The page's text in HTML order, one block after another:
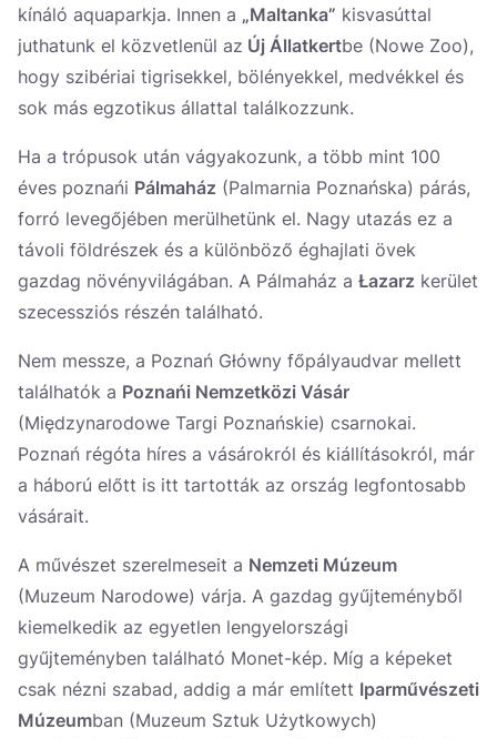
kínáló aquaparkja. Innen a „Maltanka” kisvasúttal
juthatunk el közvetlenül az Új Állatkertbe (Nowe Zoo),
hogy szibériai tigrisekkel, bölényekkel, medvékkel és
sok más egzotikus állattal találkozzunk.
Ha a trópusok után vágyakozunk, a több mint 100
éves poznańi Pálmaház (Palmarnia Poznańska) párás,
forró levegőjében merülhetünk el. Nagy utazás ez a
távoli földrészek és a különböző éghajlati övek
gazdag növényvilágában. A Pálmaház a Łazarz kerület
szecessziós részén található.
Nem messze, a Poznań Główny főpályaudvar mellett
találhatók a Poznańi Nemzetközi Vásár
(Międzynarodowe Targi Poznańskie) csarnokai.
Poznań régóta híres a vásárokról és kiállításokról, már
a háború előtt is itt tartották az ország legfontosabb
vásárait.
A művészet szerelmeseit a Nemzeti Múzeum
(Muzeum Narodowe) várja. A gazdag gyűjteményből
kiemelkedik az egyetlen lengyelországi
gyűjteményben található Monet-kép. Míg a képeket
csak nézni szabad, addig a már említett Iparművészeti
Múzeumban (Muzeum Sztuk Użytkowych)